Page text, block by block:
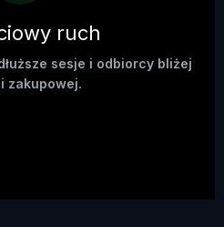
ruch
sesje i odbiorcy bliżej
zakupowej.